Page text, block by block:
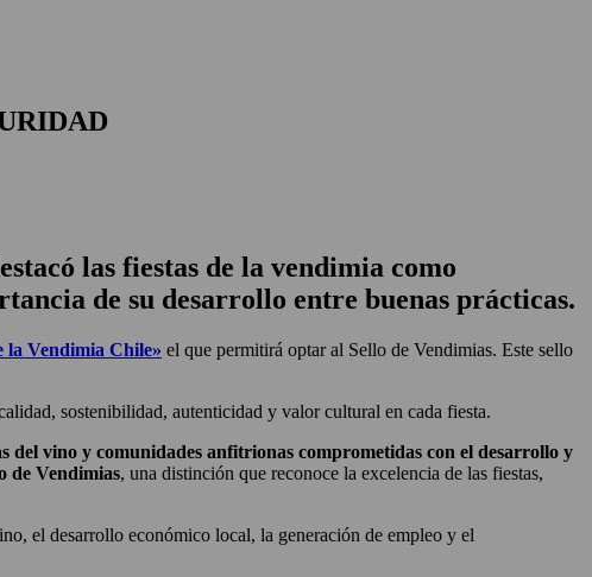
las fiestas de la vendimia como
de su desarrollo entre buenas prácticas.
la Vendimia Chile» el que permitirá optar al Sello de Vendimias. Este sello
sostenibilidad, autenticidad y valor cultural en cada fiesta​.
vino y comunidades anfitrionas comprometidas con el desarrollo y
de Vendimias, una distinción que reconoce la excelencia de las fiestas,
el desarrollo económico local, la generación de empleo y el